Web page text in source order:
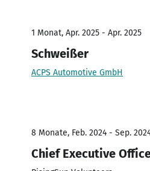
1 Monat, Apr. 2025 - Apr. 2025
Schweißer
ACPS Automotive GmbH
8 Monate, Feb. 2024 - Sep.
Chief Executive